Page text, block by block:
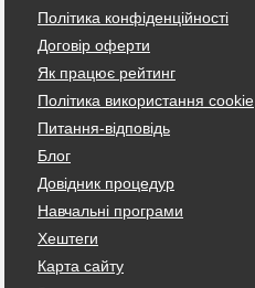
Політика конфіденційності
Договір оферти
Як працює рейтинг
Політика використання cookie
Питання-відповідь
Блог
Довідник процедур
Навчальні програми
Хештеги
Карта сайту